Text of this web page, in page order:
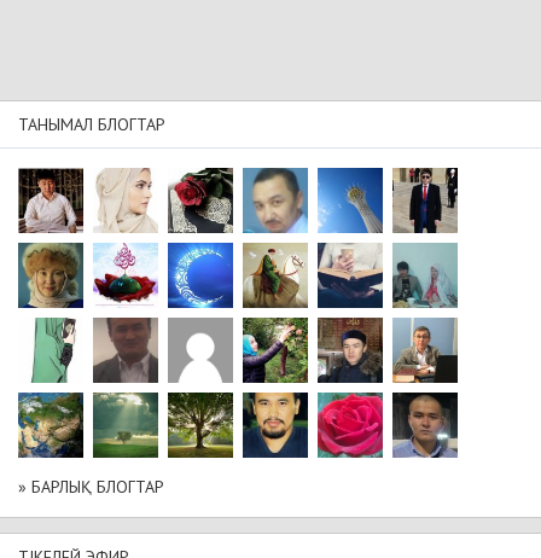
ТАНЫМАЛ БЛОГТАР
» БАРЛЫҚ БЛОГТАР